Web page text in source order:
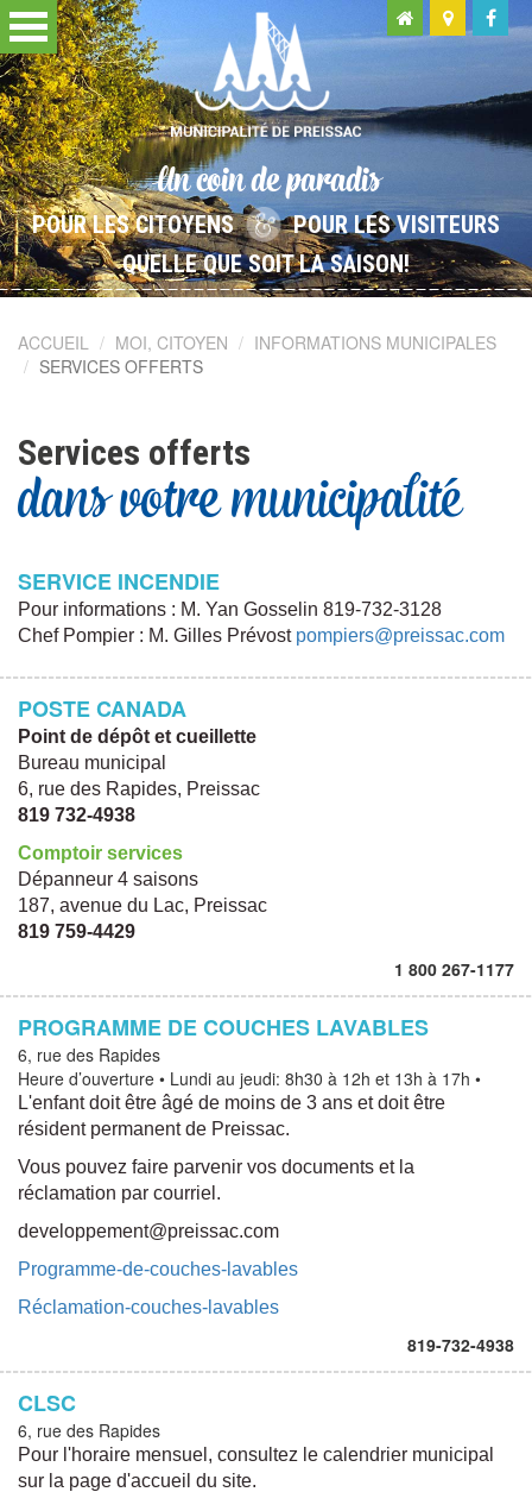
Un coin de paradis
POUR LES CITOYENS
POUR LES VISITEURS
QUELLE QUE SOIT LA SAISON!
ACCUEIL MOI, CITOYEN
INFORMATIONS MUNICIPALES
SERVICES OFFERTS
Services offerts
dans votre municipalité
SERVICE INCENDIE
Pour informations : M. Yan Gosselin 819-732-3128
Chef Pompier : M. Gilles Prévost pompiers@preissac.com
POSTE CANADA
Point de dépôt et cueillette
Bureau municipal
6, rue des Rapides, Preissac
819 732-4938
Comptoir services
Dépanneur 4 saisons
187, avenue du Lac, Preissac
819 759-4429
1 800 267-1177
PROGRAMME DE COUCHES LAVABLES
6, rue des Rapides
Heure d’ouverture • Lundi au jeudi: 8h30 à 12h et 13h à 17h •
L'enfant doit être âgé de moins de 3 ans et doit être
résident permanent de Preissac.
Vous pouvez faire parvenir vos documents et la
réclamation par courriel.
developpement@preissac.com
Programme-de-couches-lavables
Réclamation-couches-lavables
819-732-4938
CLSC
6, rue des Rapides
Pour l'horaire mensuel, consultez le calendrier municipal
sur la page d'accueil du site.